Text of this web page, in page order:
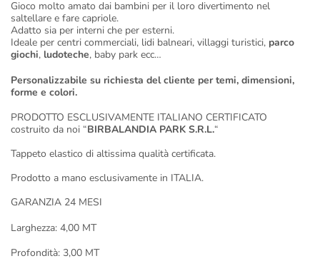
Gioco molto amato dai bambini per il loro divertimento nel
saltellare e fare capriole.
Adatto sia per interni che per esterni.
Ideale per centri commerciali, lidi balneari, villaggi turistici, parco
giochi, ludoteche, baby park ecc…
Personalizzabile su richiesta del cliente per temi, dimensioni,
forme e colori.
PRODOTTO ESCLUSIVAMENTE ITALIANO CERTIFICATO
costruito da noi “BIRBALANDIA PARK S.R.L.“
Tappeto elastico di altissima qualità certificata.
Prodotto a mano esclusivamente in ITALIA.
GARANZIA 24 MESI
Larghezza: 4,00 MT
Profondità: 3,00 MT